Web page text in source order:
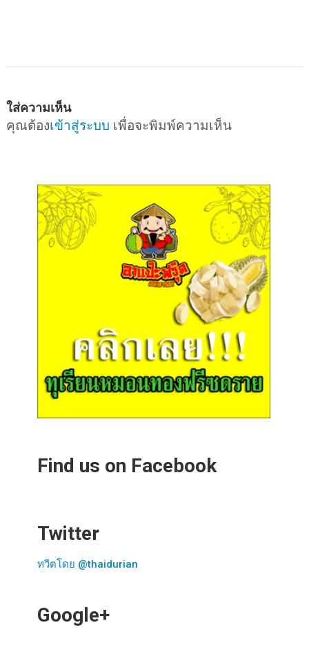
ใส่ความเห็น
คุณต้องเข้าสู่ระบบ เพื่อจะพิมพ์ความเห็น
Find us on Facebook
Twitter
ทวีตโดย @thaidurian
Google+